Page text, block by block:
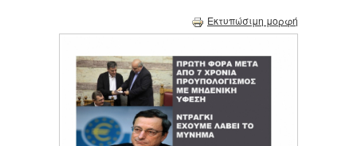
Εκτυπώσιμη μορφή